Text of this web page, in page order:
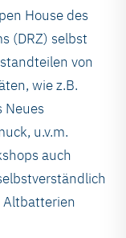
House des
(DRZ) selbst
von
wie z.B.
Neues
u.v.m.
auch
Altbatterien